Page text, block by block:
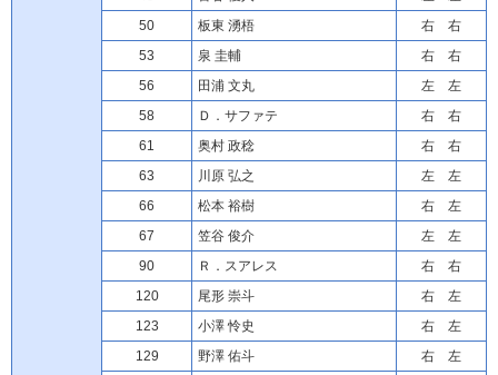
50
板東 湧梧
右 右
53
泉 圭輔
右 右
56
田浦 文丸
左 左
58
Ｄ．サファテ
右 右
61
奥村 政稔
右 右
63
川原 弘之
左 左
66
松本 裕樹
右 左
67
笠谷 俊介
左 左
90
Ｒ．スアレス
右 右
120
尾形 崇斗
右 左
123
小澤 怜史
右 左
129
野澤 佑斗
右 左